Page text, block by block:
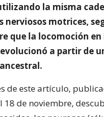
la misma
nerviosos motrices,
que la locomoción
a partir de
de este artículo,
18 de noviembre,